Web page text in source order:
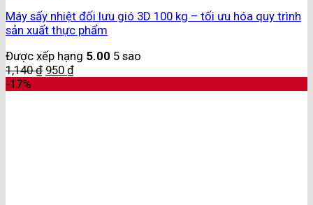
Máy sấy nhiệt đối lưu gió 3D 100 kg – tối ưu hóa quy trình
sản xuất thực phẩm
Được xếp hạng 5.00 5 sao
1,140₫ 950 ₫
-17%